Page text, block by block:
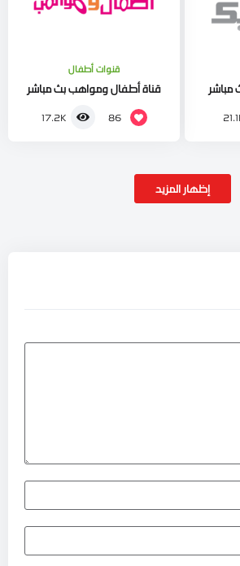
مباشر
قنوات أطفال
قناة أطفال ومواهب بث مباشر
86
17.2K
إظهار المزيد